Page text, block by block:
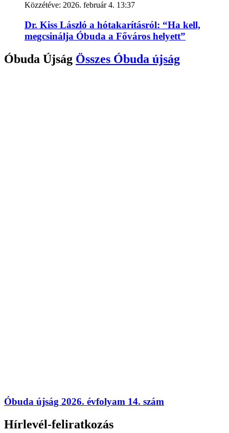
Közzétéve: 2026. február 4. 13:37
Dr. Kiss László a hótakarításról: “Ha kell,
megcsinálja Óbuda a Főváros helyett”
Óbuda Újság Összes Óbuda újság
Óbuda újság 2026. évfolyam 14. szám
Hírlevél-feliratkozás